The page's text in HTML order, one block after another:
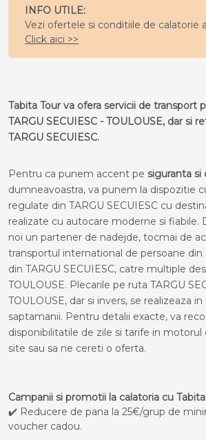
INFO UTILE:
Vezi ofertele si conditiile de calatorie
Click aici >>
Tabita Tour va ofera servicii de transport
TARGU SECUIESC - TOULOUSE, dar si
TARGU SECUIESC.
Pentru ca punem accent pe siguranta si
dumneavoastra, va punem la dispozitie
regulate din TARGU SECUIESC cu
realizate cu autocare moderne si fiabile.
noi un partener de nadejde, tocmai de
transportul international de persoane
din TARGU SECUIESC, catre multiple
TOULOUSE. Plecarile pe ruta TARGU
TOULOUSE, dar si invers, se realizeaza
saptamanii. Pentru detalii exacte, va
disponibilitatile de zile si tarife in motorul
site sau sa ne cereti o oferta.
Campanii si promotii la calatoria cu
✔️ Reducere de pana la 25€/grup de
voucher cadou.